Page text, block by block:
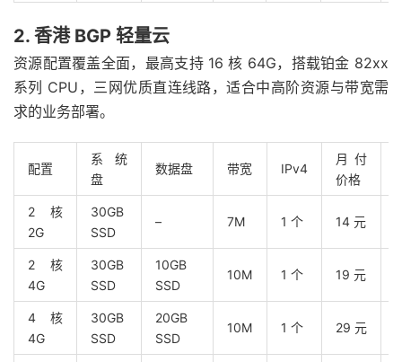
2. 香港 BGP 轻量云
资源配置覆盖全面，最高支持 16 核 64G，搭载铂金 82xx
系列 CPU，三网优质直连线路，适合中高阶资源与带宽需
求的业务部署。
配置
系统
盘
数据盘 带宽 IPv4
月付
价格
2 核
2G
30GB
SSD
– 7M 1 个 14 元
2 核
4G
30GB
SSD
10GB
SSD
10M 1 个 19 元
4 核
4G
30GB
SSD
20GB
SSD
10M 1 个 29 元